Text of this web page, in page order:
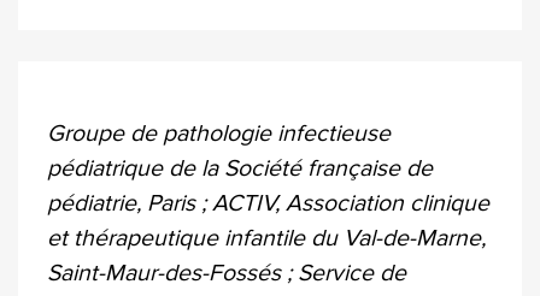
Groupe de pathologie infectieuse
pédiatrique de la Société française de
pédiatrie, Paris ; ACTIV, Association clinique
et thérapeutique infantile du Val-de-Marne,
Saint-Maur-des-Fossés ; Service de